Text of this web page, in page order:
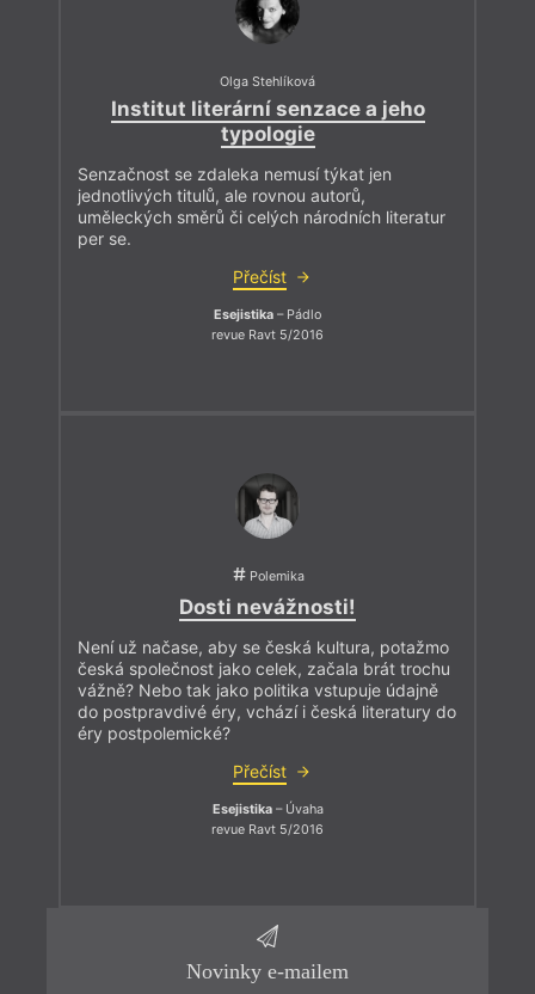
Olga Stehlíková
Institut literární senzace a jeho
typologie
Senzačnost se zdaleka nemusí týkat jen
jednotlivých titulů, ale rovnou autorů,
uměleckých směrů či celých národních literatur
per se.
Přečíst
Esejistika – Pádlo
revue Ravt 5/2016
Polemika
Dosti nevážnosti!
Není už načase, aby se česká kultura, potažmo
česká společnost jako celek, začala brát trochu
vážně? Nebo tak jako politika vstupuje údajně
do postpravdivé éry, vchází i česká literatury do
éry postpolemické?
Přečíst
Esejistika– Úvaha
revue Ravt 5/2016
Novinky e-mailem